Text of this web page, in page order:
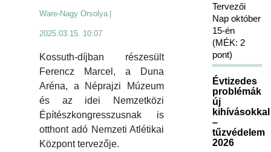
Ware-Nagy Orsolya
2025.03.15. 10:07
Kossuth-díjban részesült
Ferencz Marcel, a Duna
Aréna, a Néprajzi Múzeum
és az idei Nemzetközi
Építészkongresszusnak is
otthont adó Nemzeti Atlétikai
Központ tervezője.
Tervezői
Nap október
15-én
(MÉK: 2
pont)
Évtizedes
problémák
új
kihívásokkal
–
tűzvédelem
2026